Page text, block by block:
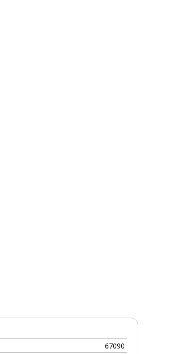
67090